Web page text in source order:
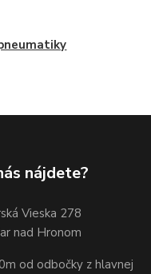
nájdete?
Vieska 278
nad Hronom
od odbočky z hlavnej